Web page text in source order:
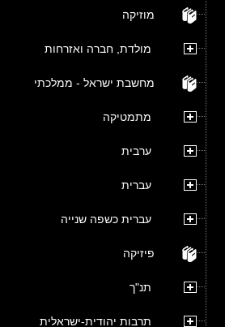
מוזיקה
מולדת, חברה ואזרחות
מחשבת ישראל - ממלכתי
מתמטיקה
ערבית
עברית
עברית כשפה שנייה
פיזיקה
תנ"ך
תרבות יהודית-ישראלית